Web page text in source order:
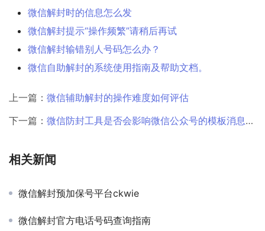
微信解封时的信息怎么发
微信解封提示“操作频繁”请稍后再试
微信解封输错别人号码怎么办？
微信自助解封的系统使用指南及帮助文档。
上一篇： 微信辅助解封的操作难度如何评估
下一篇： 微信防封工具是否会影响微信公众号的模板消息功能？
相关新闻
微信解封预加保号平台ckwie
微信解封官方电话号码查询指南